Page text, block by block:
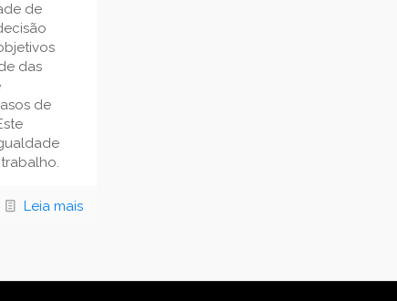
de
das
de
Leia mais